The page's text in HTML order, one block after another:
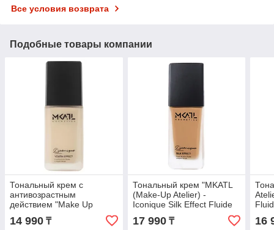
Все условия возврата
Подобные товары компании
Тональный крем с
антивозрастным
действием "Make Up
Atelier - Iconique Youth
Effect Fluide Anti-Age 3NB"
14 990 ₸
Тональный крем "MKATL
(Make-Up Atelier) -
Iconique Silk Effect Fluide
Foundation Long Wear 4Y"
17 990₸ 16